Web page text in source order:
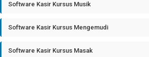
Software Kasir Kursus Musik
Software Kasir Kursus Mengemudi
Software Kasir Kursus Masak